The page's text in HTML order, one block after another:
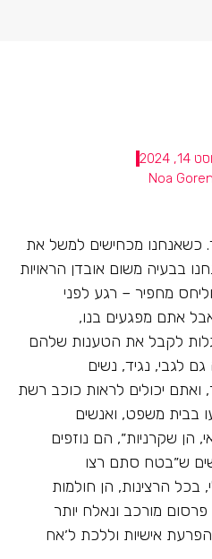
2024
Noa Goren
כשאנחנו מכחישים למשל את
בבעיה משום אובדן הראויות
מחפיר – רגע לפני
אתם מפגעים בנו,
לקבל את הטענות שלהם
לגבי, נגיד, נשים
ואתם יכולים לראות כוכב רשת
בבית משפט, ואנשים
הן שקרניות״, הם נוזפים
ש״בטח סתם רצו
בכל הרצינות, הן חולמות
מורכב ונאלח יותר
אישיות וללכת ל׳אח